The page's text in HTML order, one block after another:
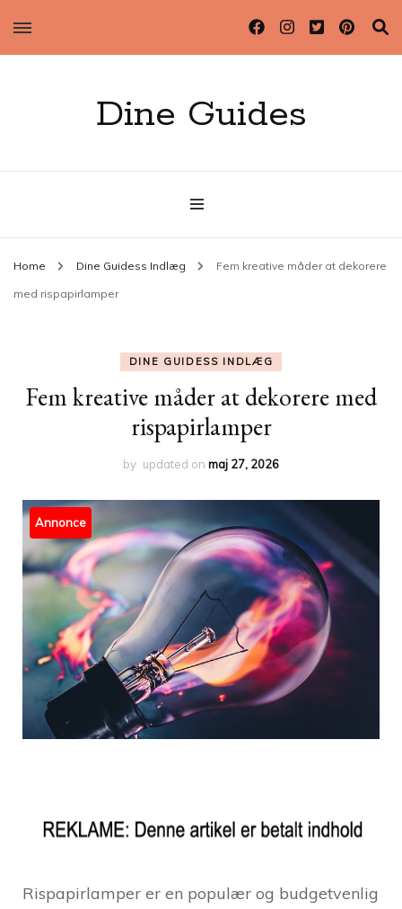
Dine Guides
Home Dine Guidess Indlæg Fem kreative måder at dekorere
med rispapirlamper
DINE GUIDESS INDLÆG
Fem kreative måder at dekorere med
rispapirlamper
by updated on maj 27, 2026
Annonce
Rispapirlamper er en populær og budgetvenlig